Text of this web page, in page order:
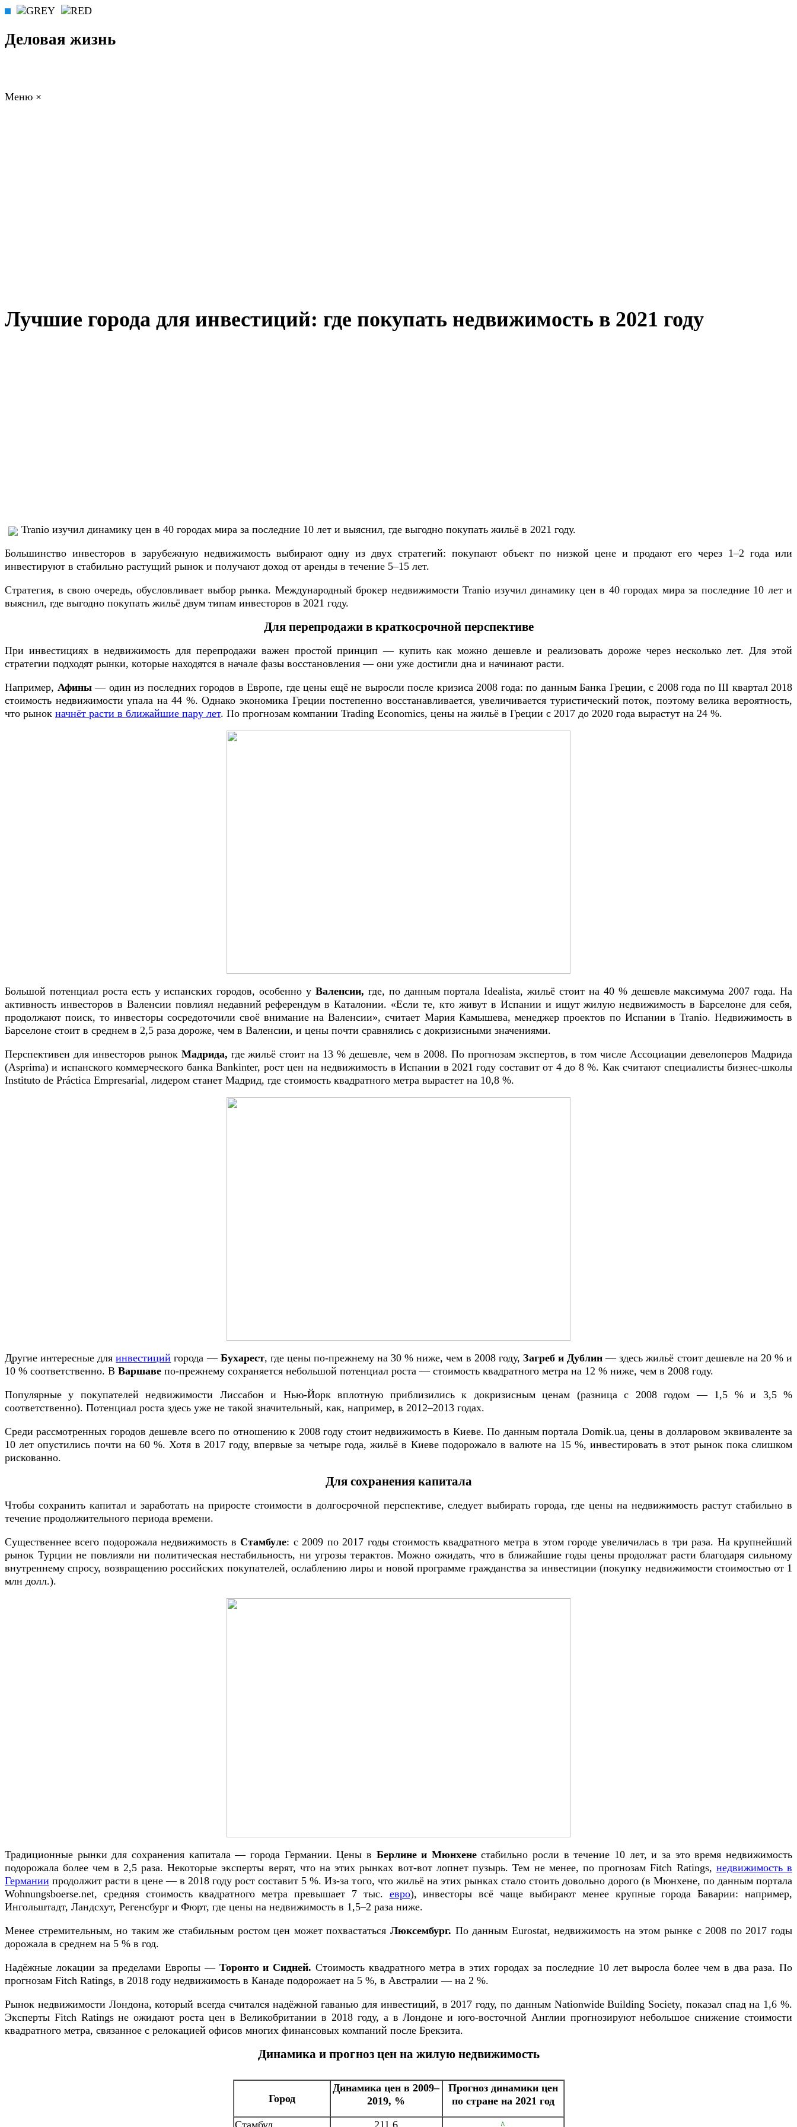
Деловая жизнь
Меню ×
Лучшие города для инвестиций: где покупать недвижимость в 2021 году
Tranio изучил динамику цен в 40 городах мира за последние 10 лет и выяснил, где выгодно покупать жильё в 2021 году.
Большинство инвесторов в зарубежную недвижимость выбирают одну из двух стратегий: покупают объект по низкой цене и продают его через 1–2 года или
инвестируют в стабильно растущий рынок и получают доход от аренды в течение 5–15 лет.
Стратегия, в свою очередь, обусловливает выбор рынка. Международный брокер недвижимости Tranio изучил динамику цен в 40 городах мира за последние 10 лет и
выяснил, где выгодно покупать жильё двум типам инвесторов в 2021 году.
Для перепродажи в краткосрочной перспективе
При инвестициях в недвижимость для перепродажи важен простой принцип — купить как можно дешевле и реализовать дороже через несколько лет. Для этой
стратегии подходят рынки, которые находятся в начале фазы восстановления — они уже достигли дна и начинают расти.
Например, Афины— один из последних городов в Европе, где цены ещё не выросли после кризиса 2008 года: по данным Банка Греции, с 2008 года по III квартал 2018
стоимость недвижимости упала на 44 %. Однако экономика Греции постепенно восстанавливается, увеличивается туристический поток, поэтому велика вероятность,
что рынок начнёт расти в ближайшие пару лет. По прогнозам компании Trading Economics, цены на жильё в Греции с 2017 до 2020 года вырастут на 24 %.
Большой потенциал роста есть у испанских городов, особенно у Валенсии, где, по данным портала Idealista, жильё стоит на 40 % дешевле максимума 2007 года. На
активность инвесторов в Валенсии повлиял недавний референдум в Каталонии. «Если те, кто живут в Испании и ищут жилую недвижимость в Барселоне для себя,
продолжают поиск, то инвесторы сосредоточили своё внимание на Валенсии», считает Мария Камышева, менеджер проектов по Испании в Tranio. Недвижимость в
Барселоне стоит в среднем в 2,5 раза дороже, чем в Валенсии, и цены почти сравнялись с докризисными значениями.
Перспективен для инвесторов рынок Мадрида, где жильё стоит на 13 % дешевле, чем в 2008. По прогнозам экспертов, в том числе Ассоциации девелоперов Мадрида
(Asprima) и испанского коммерческого банка Bankinter, рост цен на недвижимость в Испании в 2021 году составит от 4 до 8 %. Как считают специалисты бизнес-школы
Instituto de Práctica Empresarial, лидером станет Мадрид, где стоимость квадратного метра вырастет на 10,8 %.
Другие интересные дляинвестиций города — Бухарест, где цены по-прежнему на 30 % ниже, чем в 2008 году, Загреб и Дублин— здесь жильё стоит дешевле на 20 % и
10 % соответственно. В Варшаве по-прежнему сохраняется небольшой потенциал роста — стоимость квадратного метра на 12 % ниже, чем в 2008 году.
Популярные у покупателей недвижимости Лиссабон и Нью-Йорк вплотную приблизились к докризисным ценам (разница с 2008 годом — 1,5 % и 3,5 %
соответственно). Потенциал роста здесь уже не такой значительный, как, например, в 2012–2013 годах.
Среди рассмотренных городов дешевле всего по отношению к 2008 году стоит недвижимость в Киеве. По данным портала Domik.ua, цены в долларовом эквиваленте за
10 лет опустились почти на 60 %. Хотя в 2017 году, впервые за четыре года, жильё в Киеве подорожало в валюте на 15 %, инвестировать в этот рынок пока слишком
рискованно.
Для сохранения капитала
Чтобы сохранить капитал и заработать на приросте стоимости в долгосрочной перспективе, следует выбирать города, где цены на недвижимость растут стабильно в
течение продолжительного периода времени.
Существеннее всего подорожала недвижимость вСтамбуле: с 2009 по 2017 годы стоимость квадратного метра в этом городе увеличилась в три раза. На крупнейший
рынок Турции не повлияли ни политическая нестабильность, ни угрозы терактов. Можно ожидать, что в ближайшие годы цены продолжат расти благодаря сильному
внутреннему спросу, возвращению российских покупателей, ослаблению лиры и новой программе гражданства за инвестиции (покупку недвижимости стоимостью от 1
млн долл.).
Традиционные рынки для сохранения капитала — города Германии. Цены в Берлине и Мюнхенестабильно росли в течение 10 лет, и за это время недвижимость
подорожала более чем в 2,5 раза. Некоторые эксперты верят, что на этих рынках вот-вот лопнет пузырь. Тем не менее, по прогнозам Fitch Ratings, недвижимость в
Германии продолжит расти в цене — в 2018 году рост составит 5 %. Из-за того, что жильё на этих рынках стало стоить довольно дорого (в Мюнхене, по данным портала
Wohnungsboerse.net, средняя стоимость квадратного метра превышает 7 тыс. евро), инвесторы всё чаще выбирают менее крупные города Баварии: например,
Ингольштадт, Ландсхут, Регенсбург и Фюрт, где цены на недвижимость в 1,5–2 раза ниже.
Менее стремительным, но таким же стабильным ростом цен может похвастаться Люксембург. По данным Eurostat, недвижимость на этом рынке с 2008 по 2017 годы
дорожала в среднем на 5 % в год.
Надёжные локации за пределами Европы — Торонто и Сидней. Стоимость квадратного метра в этих городах за последние 10 лет выросла более чем в два раза. По
прогнозам Fitch Ratings, в 2018 году недвижимость в Канаде подорожает на 5 %, в Австралии — на 2 %.
Рынок недвижимости Лондона, который всегда считался надёжной гаванью для инвестиций, в 2017 году, по данным Nationwide Building Society, показал спад на 1,6 %.
Эксперты Fitch Ratings не ожидают роста цен в Великобритании в 2018 году, а в Лондоне и юго-восточной Англии прогнозируют небольшое снижение стоимости
квадратного метра, связанное с релокацией офисов многих финансовых компаний после Брекзита.
Динамика и прогноз цен на жилую недвижимость
Город
Динамика цен в 2009–
2019, %
Прогноз динамики цен
по стране на 2021 год
^